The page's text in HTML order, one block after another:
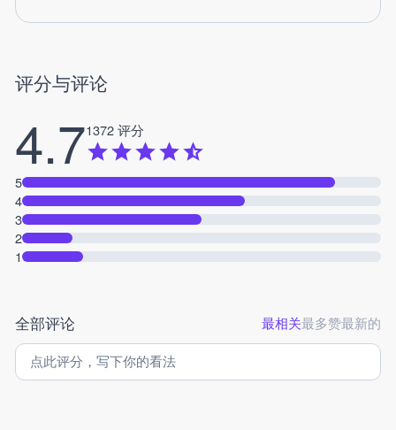
评分与评论
4.71372 评分
5
4
3
2
1
全部评论 最相关最多赞最新的